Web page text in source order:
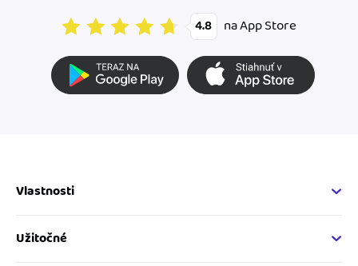
4.8 na App Store
Vlastnosti
Fakturačné vlastnosti
Online fakturácia
Užitočné
Nápoveda